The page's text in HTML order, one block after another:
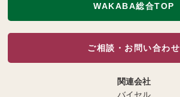
WAKABA総合TOP
ご相談・お問い合わせ
関連会社
バイセル